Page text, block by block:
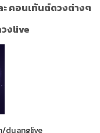
คอนเท้นต์ดวงต่างๆ
งlive
duanglive